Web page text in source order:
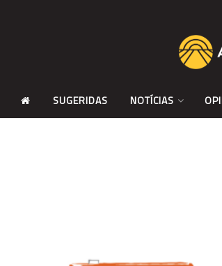
SUGERIDAS NOTÍCIAS